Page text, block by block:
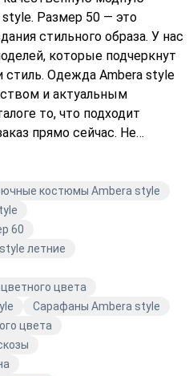
Размер 50 — это
стильного образа. У нас
которые подчеркнут
style
и актуальным
то, что подходит
прямо сейчас. Не
Закажите с
заказ быстро и удобно.
костюмы Ambera style
60
летние
цвета
Сарафаны Ambera style
цвета